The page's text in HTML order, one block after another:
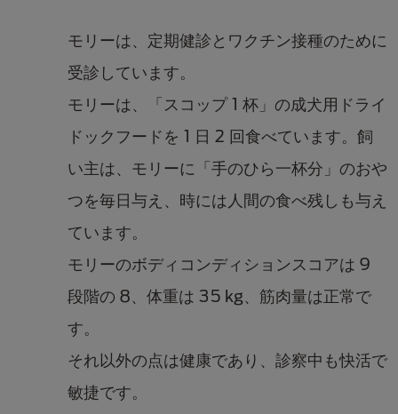
モリーは、定期健診とワクチン接種のために
受診しています。
モリーは、「スコップ 1 杯」の成犬用ドライ
ドックフードを 1 日 2 回食べています。飼
い主は、モリーに「手のひら一杯分」のおや
つを毎日与え、時には人間の食べ残しも与え
ています。
モリーのボディコンディションスコアは 9
段階の 8、体重は 35 kg、筋肉量は正常で
す。
それ以外の点は健康であり、診察中も快活で
敏捷です。